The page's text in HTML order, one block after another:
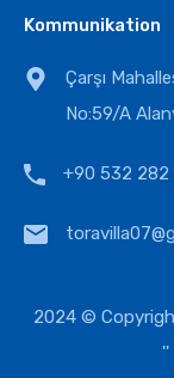
Kommunikation
Çarşı
No:59/A
+90 532 282
2024 ©
''